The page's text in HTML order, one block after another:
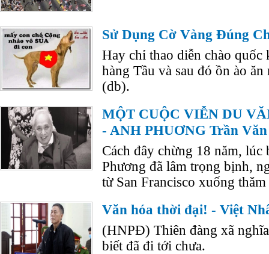
Sử Dụng Cờ Vàng Đúng
Hay chỉ thao diễn chào
hàng Tầu và sau đó ồn ào
(db).
MỘT CUỘC VIỄN DU
- ANH PHUƠNG Trần
Cách đây chừng 18 năm, lúc
Phương đã lâm trọng bịnh,
từ San Francisco xuống thăm
Văn hóa thời đại! - Việt
(HNPĐ) Thiên đàng xã
biết đã đi tới chưa.